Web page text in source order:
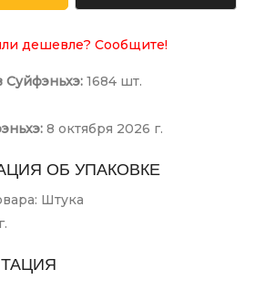
дешевле? Сообщите!
Суйфэньхэ: 1684 шт.
8 октября 2026 г.
ОБ УПАКОВКЕ
Штука